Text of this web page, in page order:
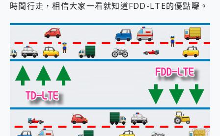
時間行走，相信大家一看就知道FDD-LTE的優點囉。